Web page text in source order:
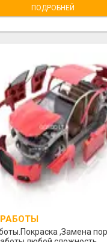
ПОДРОБНЕЙ
,Замена